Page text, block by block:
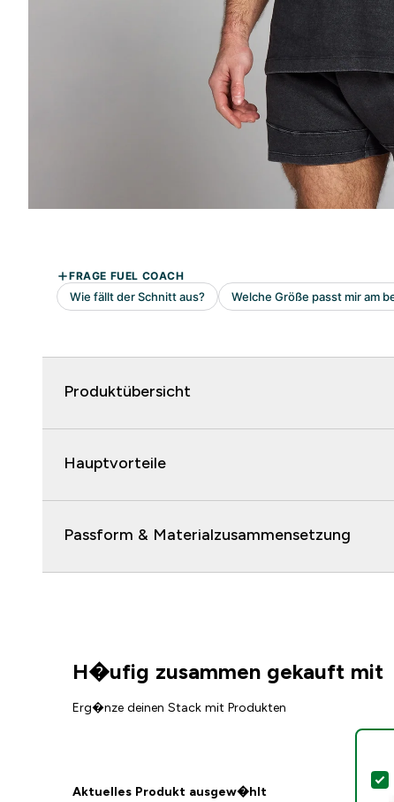
Produktübersicht
Hauptvorteile
Passform & Materialzusammensetzung
H�ufig zusammen gekauft mit
Erg�nze deinen Stack mit Produkten
Aktuelles Produkt ausgew�hlt